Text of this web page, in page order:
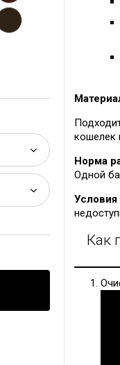
кошелек
Норма
Одной
Условия
Как